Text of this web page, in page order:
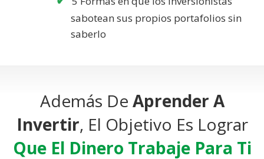
sabotean sus propios portafolios sin
saberlo
Además De Aprender A
Invertir, El Objetivo Es Lograr
Que El Dinero Trabaje Para Ti